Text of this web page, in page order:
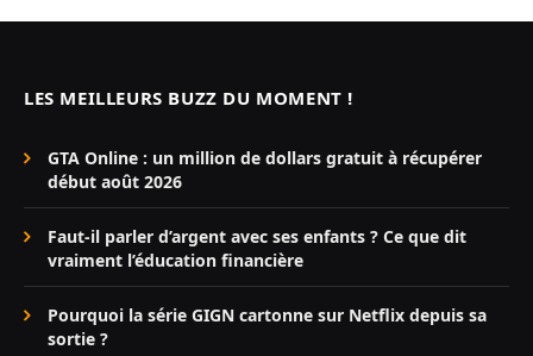
LES MEILLEURS BUZZ DU MOMENT !
GTA Online : un million de dollars gratuit à récupérer
début août 2026
Faut-il parler d’argent avec ses enfants ? Ce que dit
vraiment l’éducation financière
Pourquoi la série GIGN cartonne sur Netflix depuis sa
sortie ?